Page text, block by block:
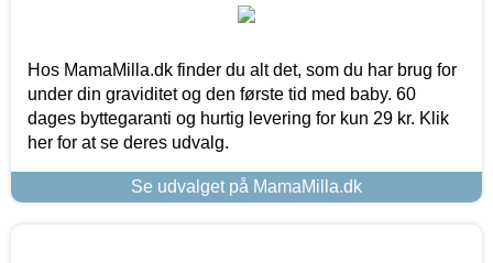
Hos MamaMilla.dk finder du alt det, som du har brug for
under din graviditet og den første tid med baby. 60
dages byttegaranti og hurtig levering for kun 29 kr. Klik
her for at se deres udvalg.
Se udvalget på MamaMilla.dk